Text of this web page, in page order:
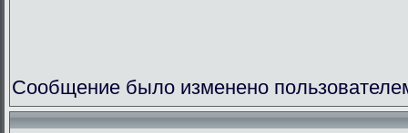
Сообщение было изменено